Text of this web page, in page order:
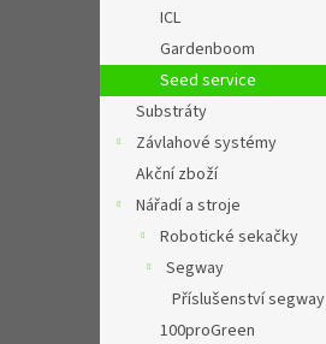
ICL
Gardenboom
Seed service
Substráty
Závlahové systémy
Akční zboží
Nářadí a stroje
Robotické sekačky
Segway
Příslušenství segway
100proGreen